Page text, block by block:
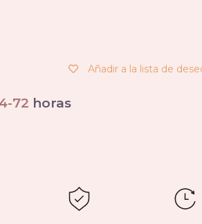
Añadir a la lista de
72 horas